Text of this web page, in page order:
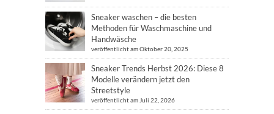
Sneaker waschen – die besten
Methoden für Waschmaschine und
Handwäsche
veröffentlicht am Oktober 20, 2025
Sneaker Trends Herbst 2026: Diese 8
Modelle verändern jetzt den
Streetstyle
veröffentlicht am Juli 22, 2026